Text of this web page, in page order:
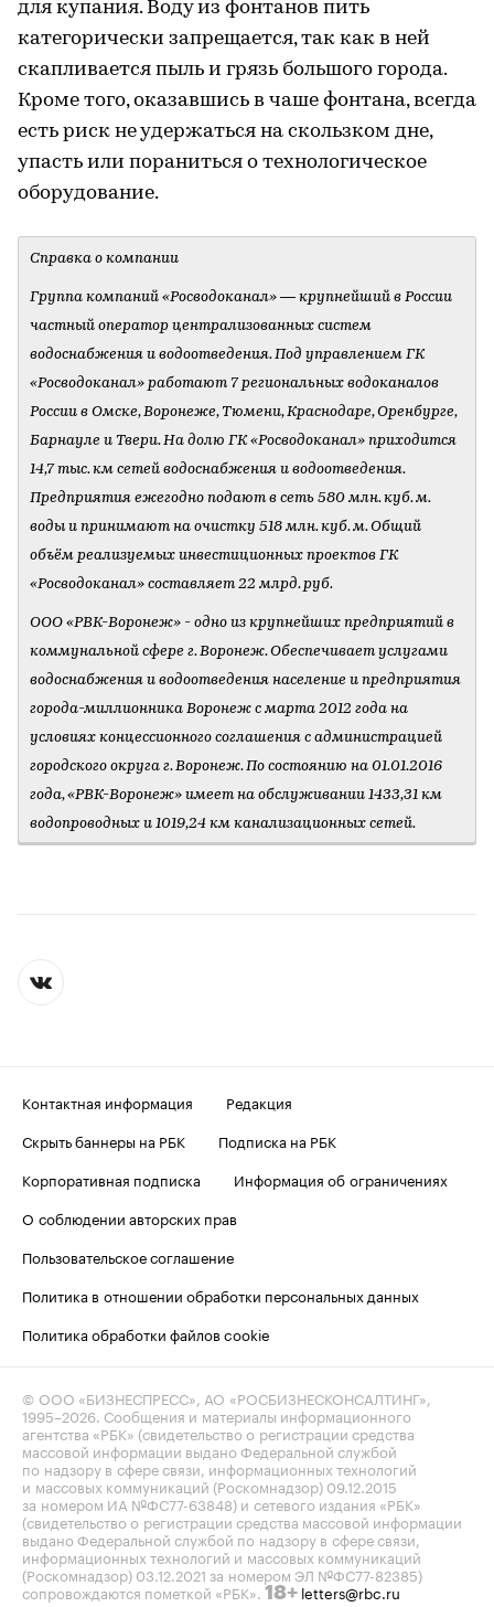
для купания. Воду из фонтанов пить
категорически запрещается, так как в ней
скапливается пыль и грязь большого города.
Кроме того, оказавшись в чаше фонтана, всегда
есть риск не удержаться на скользком дне,
упасть или пораниться о технологическое
оборудование.
Справка о компании
Группа компаний «Росводоканал» — крупнейший в России
частный оператор централизованных систем
водоснабжения и водоотведения. Под управлением ГК
«Росводоканал» работают 7 региональных водоканалов
России в Омске, Воронеже, Тюмени, Краснодаре, Оренбурге,
Барнауле и Твери. На долю ГК «Росводоканал» приходится
14,7 тыс. км сетей водоснабжения и водоотведения.
Предприятия ежегодно подают в сеть 580 млн. куб. м.
воды и принимают на очистку 518 млн. куб. м. Общий
объём реализуемых инвестиционных проектов ГК
«Росводоканал» составляет 22 млрд. руб.
ООО «РВК-Воронеж» - одно из крупнейших предприятий в
коммунальной сфере г. Воронеж. Обеспечивает услугами
водоснабжения и водоотведения население и предприятия
города-миллионника Воронеж с марта 2012 года на
условиях концессионного соглашения с администрацией
городского округа г. Воронеж. По состоянию на 01.01.2016
года, «РВК-Воронеж» имеет на обслуживании 1433,31 км
водопроводных и 1019,24 км канализационных сетей.
Контактная информация
Редакция
Скрыть баннеры на РБК
Подписка на РБК
Корпоративная подписка
Информация об ограничениях
О соблюдении авторских прав
Пользовательское соглашение
Политика в отношении обработки персональных данных
Политика обработки файлов cookie
© ООО «БИЗНЕСПРЕСС», АО «РОСБИЗНЕСКОНСАЛТИНГ»,
1995–2026. Сообщения и материалы информационного
агентства «РБК» (свидетельство о регистрации средства
массовой информации выдано Федеральной службой
по надзору в сфере связи, информационных технологий
и массовых коммуникаций (Роскомнадзор) 09.12.2015
за номером ИА №ФС77-63848) и сетевого издания «РБК»
(свидетельство о регистрации средства массовой информации
выдано Федеральной службой по надзору в сфере связи,
информационных технологий и массовых коммуникаций
(Роскомнадзор) 03.12.2021 за номером ЭЛ №ФС77-82385)
сопровождаются пометкой «РБК». 18+ letters@rbc.ru